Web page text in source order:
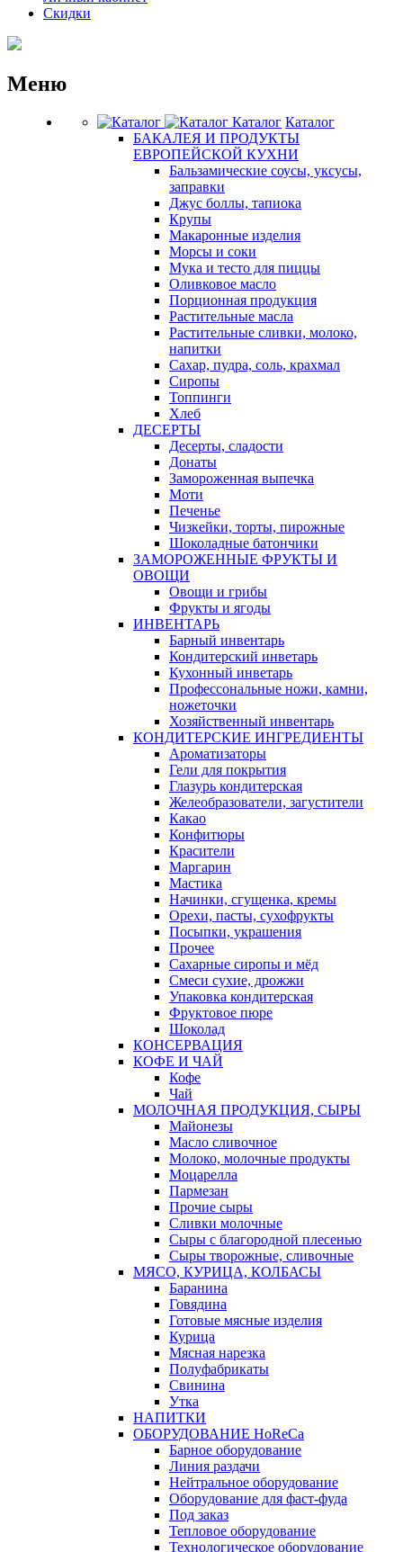
Скидки
Меню
Каталог Каталог
БАКАЛЕЯ И ПРОДУКТЫ
ЕВРОПЕЙСКОЙ КУХНИ
Бальзамические соусы, уксусы,
заправки
Джус боллы, тапиока
Крупы
Макаронные изделия
Морсы и соки
Мука и тесто для пиццы
Оливковое масло
Порционная продукция
Растительные масла
Растительные сливки, молоко,
напитки
Сахар, пудра, соль, крахмал
Сиропы
Топпинги
Хлеб
ДЕСЕРТЫ
Десерты, сладости
Донаты
Замороженная выпечка
Моти
Печенье
Чизкейки, торты, пирожные
Шоколадные батончики
ЗАМОРОЖЕННЫЕ ФРУКТЫ И
ОВОЩИ
Овощи и грибы
Фрукты и ягоды
ИНВЕНТАРЬ
Барный инвентарь
Кондитерский инветарь
Кухонный инветарь
Профессональные ножи, камни,
ножеточки
Хозяйственный инвентарь
КОНДИТЕРСКИЕ ИНГРЕДИЕНТЫ
Ароматизаторы
Гели для покрытия
Глазурь кондитерская
Желеобразователи, загустители
Какао
Конфитюры
Красители
Маргарин
Мастика
Начинки, сгущенка, кремы
Орехи, пасты, сухофрукты
Посыпки, украшения
Прочее
Сахарные сиропы и мёд
Смеси сухие, дрожжи
Упаковка кондитерская
Фруктовое пюре
Шоколад
КОНСЕРВАЦИЯ
КОФЕ И ЧАЙ
Кофе
Чай
МОЛОЧНАЯ ПРОДУКЦИЯ, СЫРЫ
Майонезы
Масло сливочное
Молоко, молочные продукты
Моцарелла
Пармезан
Прочие сыры
Сливки молочные
Сыры с благородной плесенью
Сыры творожные, сливочные
МЯСО, КУРИЦА, КОЛБАСЫ
Баранина
Говядина
Готовые мясные изделия
Курица
Мясная нарезка
Полуфабрикаты
Свинина
Утка
НАПИТКИ
ОБОРУДОВАНИЕ HoReCa
Барное оборудование
Линия раздачи
Нейтральное оборудование
Оборудование для фаст-фуда
Под заказ
Тепловое оборудование
Технологическое оборудование